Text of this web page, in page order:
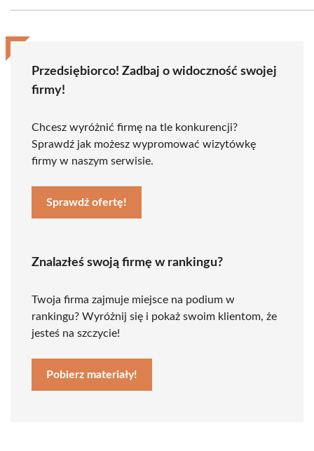
Przedsiębiorco! Zadbaj o widoczność swojej
firmy!
Chcesz wyróżnić firmę na tle konkurencji?
Sprawdź jak możesz wypromować wizytówkę
firmy w naszym serwisie.
Sprawdź ofertę!
Znalazłeś swoją firmę w rankingu?
Twoja firma zajmuje miejsce na podium w
rankingu? Wyróżnij się i pokaż swoim klientom, że
jesteś na szczycie!
Pobierz materiały!